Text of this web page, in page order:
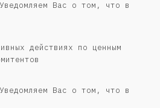
Вас о том, что в
действиях по ценным
Вас о том, что в